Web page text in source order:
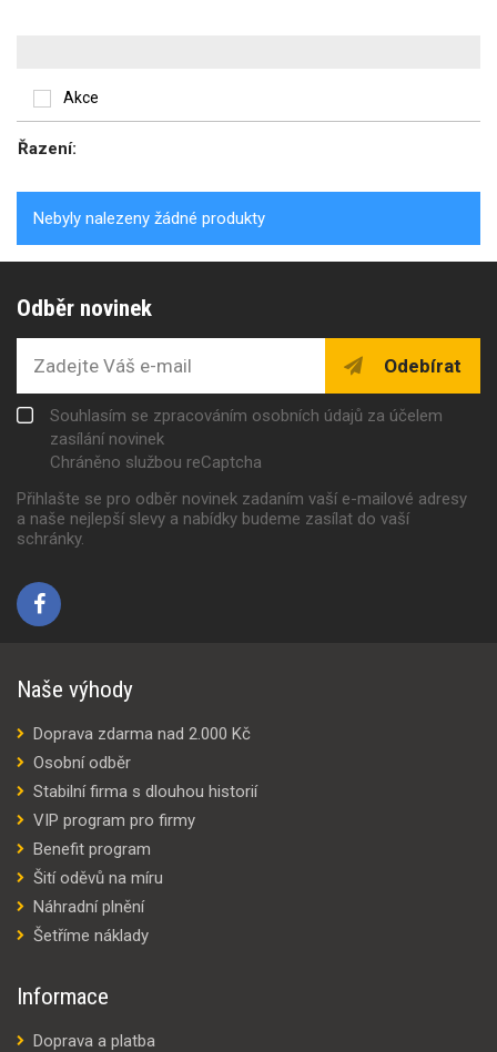
Řazení:
Akce
Nebyly nalezeny žádné produkty
Odběr novinek
Odebírat
Souhlasím se zpracováním osobních údajů za účelem
zasílání novinek
Chráněno službou reCaptcha
Přihlašte se pro odběr novinek zadaním vaší e-mailové adresy
a naše nejlepší slevy a nabídky budeme zasílat do vaší
schránky.
Naše výhody
Doprava zdarma nad 2.000 Kč
Osobní odběr
Stabilní firma s dlouhou historií
VIP program pro firmy
Benefit program
Šití oděvů na míru
Náhradní plnění
Šetříme náklady
Informace
Doprava a platba